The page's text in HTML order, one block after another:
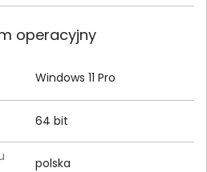
operacyjny
Windows 11 Pro
64 bit
polska